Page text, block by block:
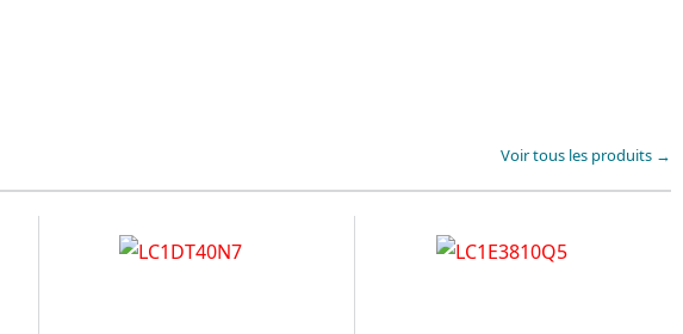
Voir tous les produits →